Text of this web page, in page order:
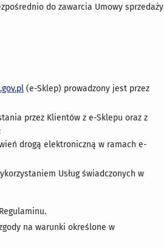
do zawarcia Umowy sprzedaży
(e-Sklep) prowadzony jest przez
przez Klientów z e-Sklepu oraz z
drogą elektroniczną w ramach e-
Usług świadczonych w
na warunki określone w